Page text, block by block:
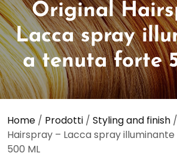
Original
Lacca spray
a tenuta forte
Home / Prodotti / Styling and finish
Hairspray – Lacca spray
500 ML